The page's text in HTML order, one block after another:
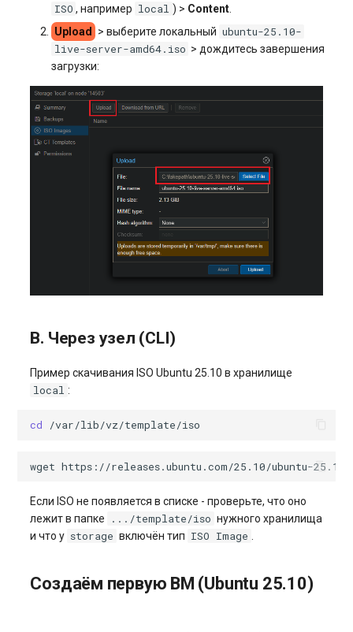
ISO , например local ) > Content
Upload
> выберите локальный ubuntu-25.10-
live-server-amd64.iso > дождитесь завершения
загрузки:
B. Через узел (CLI)
Пример скачивания ISO Ubuntu 25.10 в хранилище
local :
cd
wget
Если ISO не появляется в списке - проверьте, что оно
лежит в папке
.../template/iso нужного хранилища
и что у storage включён тип ISO Image .
Создаём первую ВМ (Ubuntu 25.10)